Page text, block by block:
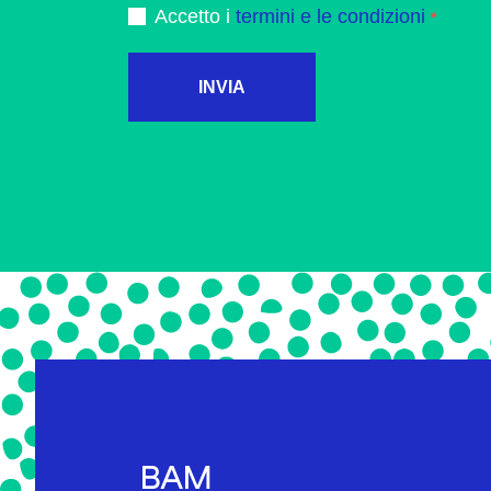
Accetto i termini e le condizioni
INVIA
BAM